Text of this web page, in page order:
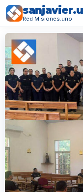
Red Misiones.uno